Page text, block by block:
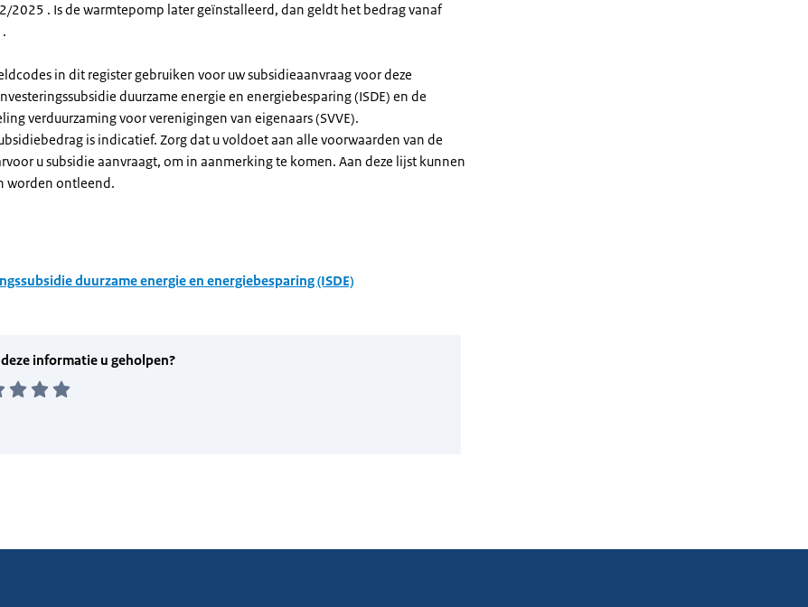
2025 . Is de warmtepomp later geïnstalleerd, dan geldt het bedrag vanaf
in dit register gebruiken voor uw subsidieaanvraag voor deze
duurzame energie en energiebesparing (ISDE) en de
verduurzaming voor verenigingen van eigenaars (SVVE).
is indicatief. Zorg dat u voldoet aan alle voorwaarden van de
u subsidie aanvraagt, om in aanmerking te komen. Aan deze lijst kunnen
worden ontleend.
duurzame energie en energiebesparing (ISDE)